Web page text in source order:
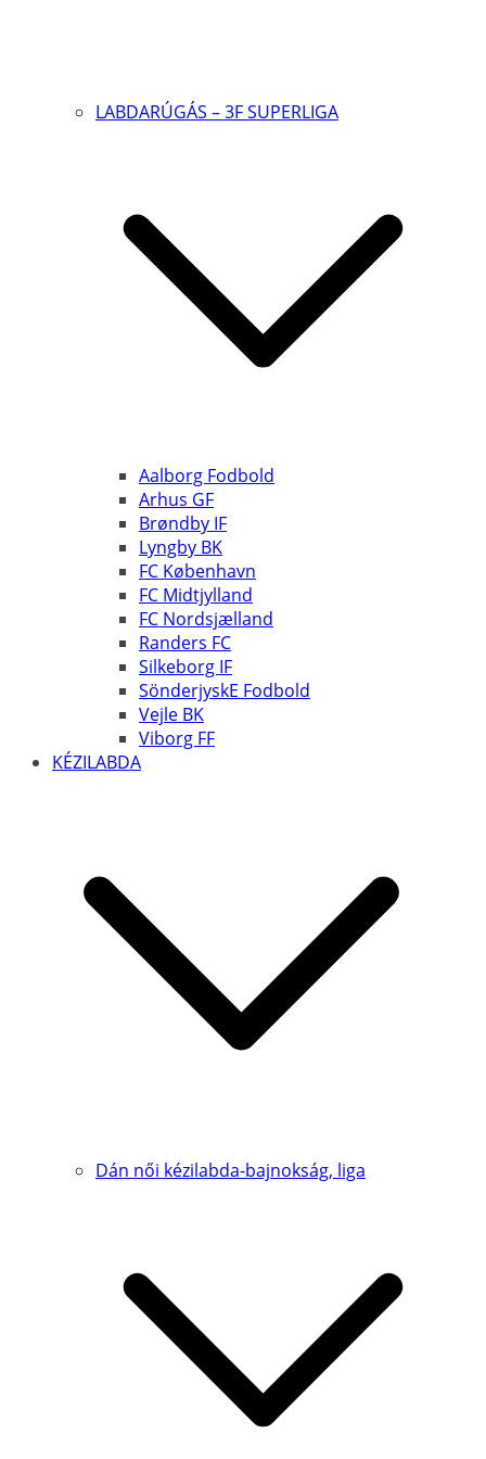
LABDARÚGÁS – 3F SUPERLIGA
Aalborg Fodbold
Arhus GF
Brøndby IF
Lyngby BK
FC København
FC Midtjylland
FC Nordsjælland
Randers FC
Silkeborg IF
SönderjyskE Fodbold
Vejle BK
Viborg FF
KÉZILABDA
Dán női kézilabda-bajnokság, liga